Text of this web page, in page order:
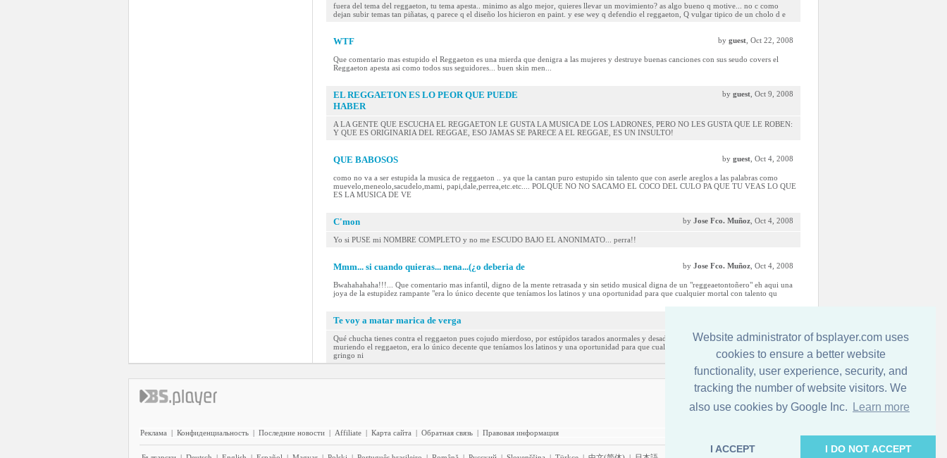
Website administrator of bsplayer.com uses
cookies to ensure a better website
functionality, user experience, security, and
tracking the number of website visitors. We
also use cookies by Google Inc.
Learn more
I ACCEPT I DO NOT ACCEPT
fuera del tema del reggaeton, tu tema apesta.. minimo as algo mejor, quieres llevar un movimiento? as algo bueno q motive... no c como
dejan subir temas tan piñatas, q parece q el diseño los hicieron en paint. y ese wey q defendio el reggaeton, Q vulgar tipico de un cholo d e
WTF by guest , Oct 22, 2008
Que comentario mas estupido el Reggaeton es una mierda que denigra a las mujeres y destruye buenas canciones con sus seudo covers el
Reggaeton apesta asi como todos sus seguidores... buen skin men...
EL REGGAETON ES LO PEOR QUE PUEDE
HABER
by guest , Oct 9, 2008
A LA GENTE QUE ESCUCHA EL REGGAETON LE GUSTA LA MUSICA DE LOS LADRONES, PERO NO LES GUSTA QUE LE ROBEN:
Y QUE ES ORIGINARIA DEL REGGAE, ESO JAMAS SE PARECE A EL REGGAE, ES UN INSULTO!
QUE BABOSOS by guest , Oct 4, 2008
como no va a ser estupida la musica de reggaeton .. ya que la cantan puro estupido sin talento que con aserle areglos a las palabras como
muevelo,meneolo,sacudelo,mami, papi,dale,perrea,etc.etc.... POLQUE NO NO SACAMO EL COCO DEL CULO PA QUE TU VEAS LO QUE
ES LA MUSICA DE VE
C'mon by Jose Fco. Muñoz , Oct 4, 2008
Yo si PUSE mi NOMBRE COMPLETO y no me ESCUDO BAJO EL ANONIMATO... perra!!
Mmm... si cuando quieras... nena...(¿o deberia de by Jose Fco. Muñoz , Oct 4, 2008
Bwahahahaha!!!... Que comentario mas infantil, digno de la mente retrasada y sin setido musical digna de un "reggeaetontoñero" eh aqui una
joya de la estupidez rampante "era lo único decente que teníamos los latinos y una oportunidad para que cualquier mortal con talento qu
Te voy a matar marica de verga
Qué chucha tienes contra el reggaeton pues cojudo mierdoso, por estúpidos tarados anormales y desadaptados como vos es que se está
muriendo el reggaeton, era lo único decente que teníamos los latinos y una oportunidad para que cualquier mortal con talento que no sea
gringo ni
Реклама | Конфиденциальность | Последние новости | Affiliate | Карта сайта | Обратная связь | Правовая информация